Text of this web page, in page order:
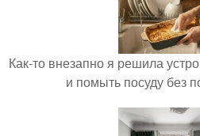
Как-то внезапно я решила
и помыть посуду без